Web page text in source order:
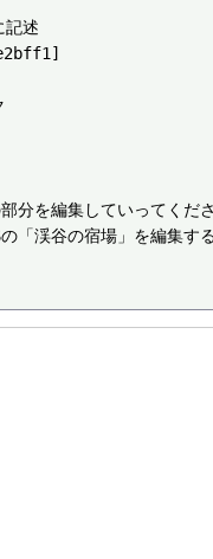
記述
分を編集していってくだ
「渓谷の宿場」を編集す